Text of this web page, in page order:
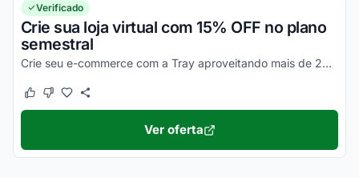
Verificado
Crie sua loja virtual com 15% OFF no plano
semestral
Crie seu e-commerce com a Tray aproveitando mais de 200 recursos para montar um super negócio online. Confira!
Este cupom funcionou
Este cupom não funcionou
Ver oferta